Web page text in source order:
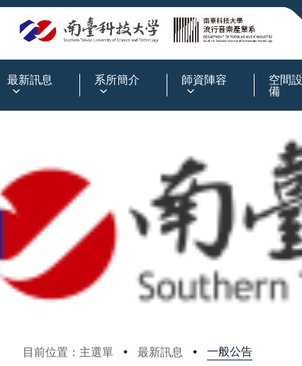
最新訊息 系所簡介 師資陣容 空間設
備
目前位置：主選單 最新訊息 一般公告